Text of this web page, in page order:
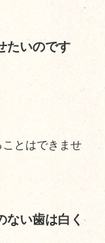
たいのです
とはできませ
ない歯は白く